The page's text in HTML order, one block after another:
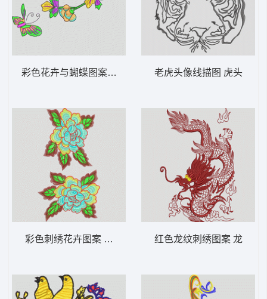
彩色花卉与蝴蝶图案 靓花
彩色刺绣花卉图案 靓花
老虎头像线描图 虎头
红色龙纹刺绣图案 龙